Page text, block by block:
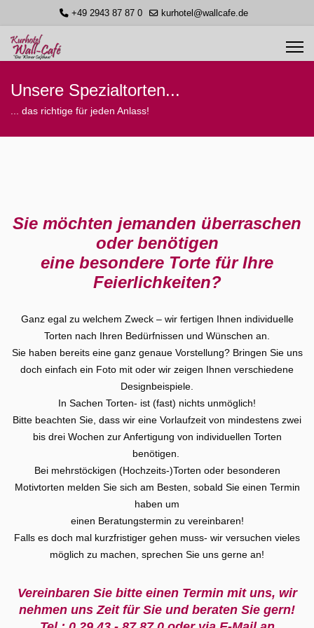
+49 2943 87 87 0 kurhotel@wallcafe.de
Unsere Spezialtorten...
... das richtige für jeden Anlass!
Sie möchten jemanden überraschen
oder benötigen
eine besondere Torte für Ihre
Feierlichkeiten?
Ganz egal zu welchem Zweck – wir fertigen Ihnen individuelle
Torten nach Ihren Bedürfnissen und Wünschen an.
Sie haben bereits eine ganz genaue Vorstellung? Bringen Sie uns
doch einfach ein Foto mit oder wir zeigen Ihnen verschiedene
Designbeispiele.
In Sachen Torten- ist (fast) nichts unmöglich!
Bitte beachten Sie, dass wir eine Vorlaufzeit von mindestens zwei
bis drei Wochen zur Anfertigung von individuellen Torten
benötigen.
Bei mehrstöckigen (Hochzeits-)Torten oder besonderen
Motivtorten melden Sie sich am Besten, sobald Sie einen Termin
haben um
einen Beratungstermin zu vereinbaren!
Falls es doch mal kurzfristiger gehen muss- wir versuchen vieles
möglich zu machen, sprechen Sie uns gerne an!
Vereinbaren Sie bitte einen Termin mit uns, wir
nehmen uns Zeit für Sie und beraten Sie gern!